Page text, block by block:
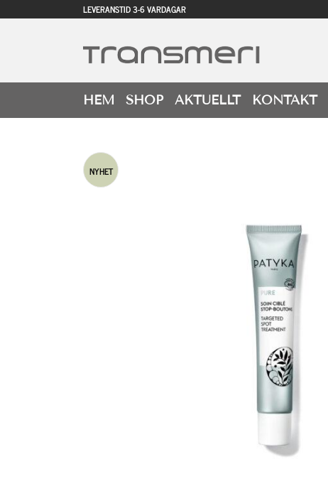
LEVERANSTID 3-6 VARDAGAR
HEM SHOP AKTUELLT KONTAKT
NYHET